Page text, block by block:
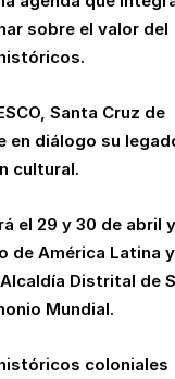
sobre el valor del
Santa Cruz de
en diálogo su
cultural.
el 29 y 30 de abril
de América Latina
Distrital de
Mundial.
coloniales